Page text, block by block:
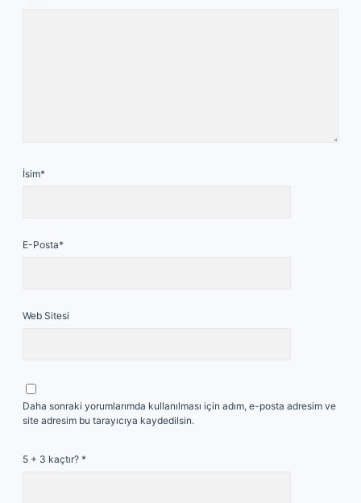
İsim*
E-Posta*
Web Sitesi
Daha sonraki yorumlarımda kullanılması için adım, e-posta adresim ve
site adresim bu tarayıcıya kaydedilsin.
5 + 3 kaçtır? *